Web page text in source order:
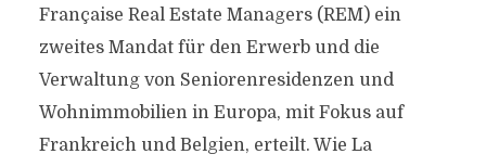
Française Real Estate Managers (REM) ein
zweites Mandat für den Erwerb und die
Verwaltung von Seniorenresidenzen und
Wohnimmobilien in Europa, mit Fokus auf
Frankreich und Belgien, erteilt. Wie La